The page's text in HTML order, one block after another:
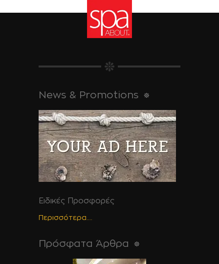
News & Promotions
Ειδικές Προσφορές
Περισσότερα....
Πρόσφατα Άρθρα